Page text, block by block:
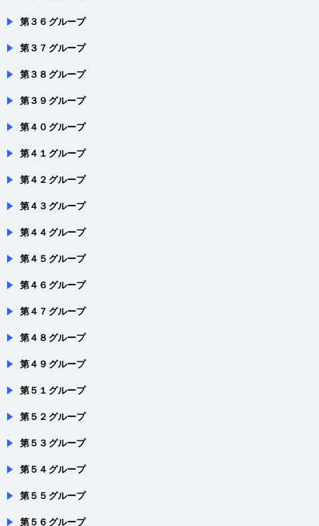
第３６グループ
第３７グループ
第３８グループ
第３９グループ
第４０グループ
第４１グループ
第４２グループ
第４３グループ
第４４グループ
第４５グループ
第４６グループ
第４７グループ
第４８グループ
第４９グループ
第５１グループ
第５２グループ
第５３グループ
第５４グループ
第５５グループ
第５６グループ